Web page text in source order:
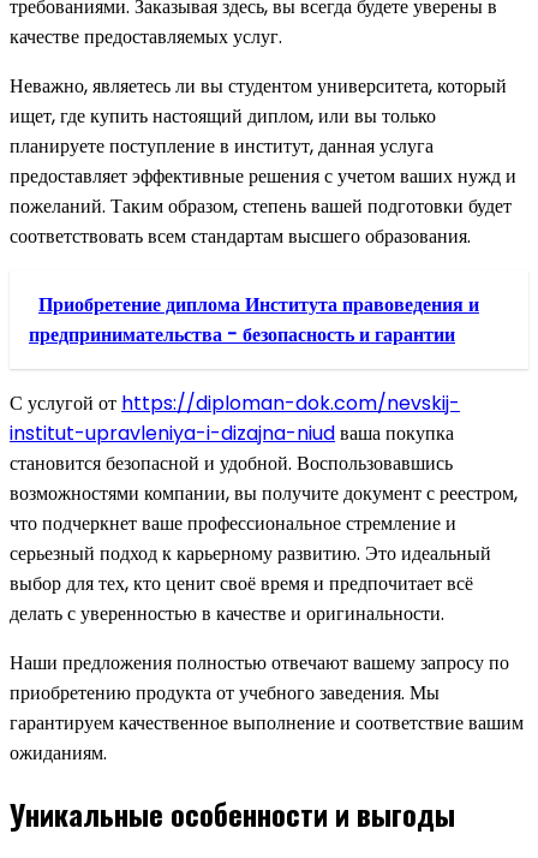
требованиями. Заказывая здесь, вы всегда будете уверены в
качестве предоставляемых услуг.
Неважно, являетесь ли вы студентом университета, который
ищет, где купить настоящий диплом, или вы только
планируете поступление в институт, данная услуга
предоставляет эффективные решения с учетом ваших нужд и
пожеланий. Таким образом, степень вашей подготовки будет
соответствовать всем стандартам высшего образования.
Приобретение диплома Института правоведения и
предпринимательства - безопасность и гарантии
С услугой от https://diploman-dok.com/nevskij-
institut-upravleniya-i-dizajna-niudваша покупка
становится безопасной и удобной. Воспользовавшись
возможностями компании, вы получите документ с реестром,
что подчеркнет ваше профессиональное стремление и
серьезный подход к карьерному развитию. Это идеальный
выбор для тех, кто ценит своё время и предпочитает всё
делать с уверенностью в качестве и оригинальности.
Наши предложения полностью отвечают вашему запросу по
приобретению продукта от учебного заведения. Мы
гарантируем качественное выполнение и соответствие вашим
ожиданиям.
Уникальные особенности и выгоды